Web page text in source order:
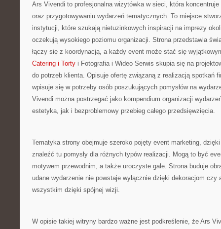
Ars Vivendi to profesjonalna wizytówka w sieci, która
oraz przygotowywaniu wydarzeń tematycznych. To miejsce
instytucji, które szukają nietuzinkowych inspiracji na imprezy
oczekują wysokiego poziomu organizacji. Strona przedstawia
łączy się z koordynacją, a każdy event może stać się
Catering i Torty i Fotografia i Wideo Serwis skupia się na
do potrzeb klienta. Opisuje ofertę związaną z realizacją spotkań
wpisuje się w potrzeby osób poszukujących pomysłów na
Vivendi można postrzegać jako kompendium organizacji
estetyka, jak i bezproblemowy przebieg całego przedsięwzięcia.
Tematyka strony obejmuje szeroko pojęty event marketing,
znaleźć tu pomysły dla różnych typów realizacji. Mogą to być
motywem przewodnim, a także uroczyste gale. Strona buduje
udane wydarzenie nie powstaje wyłącznie dzięki dekoracjom czy
wszystkim dzięki spójnej wizji.
W opisie takiej witryny bardzo ważne jest podkreślenie, że Ars